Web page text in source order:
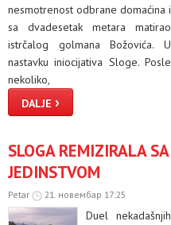
nesmotrenost odbrane domaćina i
sa dvadesetak metara matirao
istrčalog golmana Božovića. U
nastavku iniocijativa Sloge. Posle
nekoliko,
DALJE ›
SLOGA REMIZIRALA SA
JEDINSTVOM
Petar 21. новембар 17:25
Duel nekadašnjih